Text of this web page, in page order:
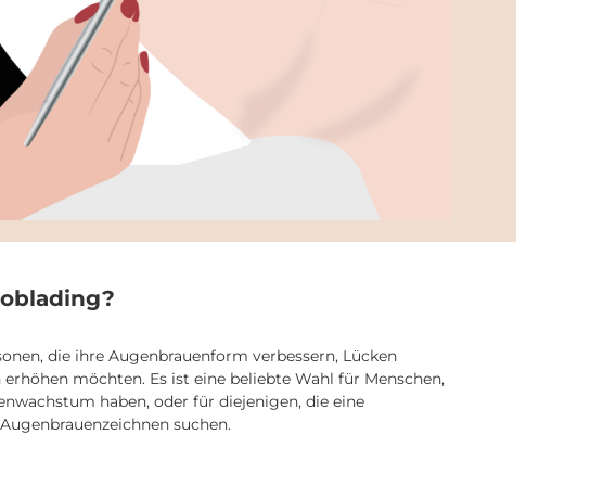
die ihre Augenbrauenform verbessern, Lücken
möchten. Es ist eine beliebte Wahl für Menschen,
haben, oder für diejenigen, die eine
suchen.